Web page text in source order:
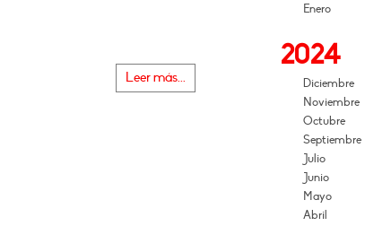
Leer más...
Enero
2024
Diciembre
Noviembre
Octubre
Septiembre
Julio
Junio
Mayo
Abril